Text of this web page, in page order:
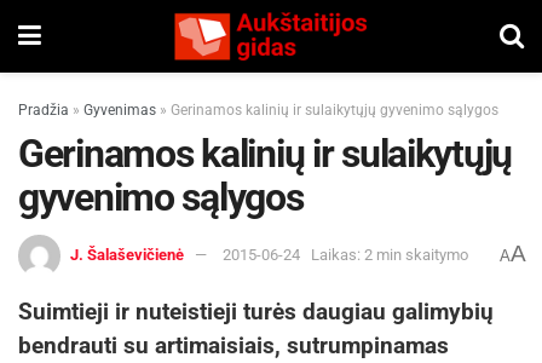
Pradžia » Gyvenimas » Gerinamos kalinių ir sulaikytųjų gyvenimo sąlygos
Gerinamos kalinių ir sulaikytųjų
gyvenimo sąlygos
J. Šalaševičienė 2015-06-24 Laikas: 2 min skaitymo AA
Suimtieji ir nuteistieji turės daugiau galimybių
bendrauti su artimaisiais, sutrumpinamas